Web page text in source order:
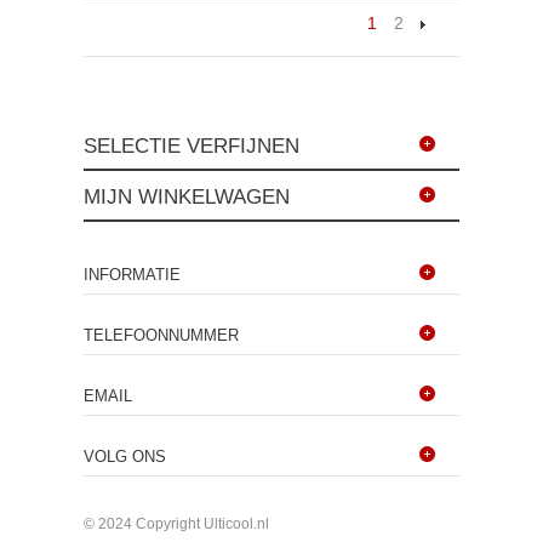
1 2
SELECTIE VERFIJNEN
MIJN WINKELWAGEN
INFORMATIE
TELEFOONNUMMER
EMAIL
VOLG ONS
© 2024 Copyright Ulticool.nl